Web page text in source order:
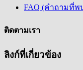
FAQ (คำถามที่พ
ติดตามเรา
ลิงก์ที่เกี่ยวข้อง